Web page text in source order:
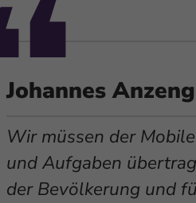
Johannes
Wir müssen der
und Aufgaben
der Bevölkerung und